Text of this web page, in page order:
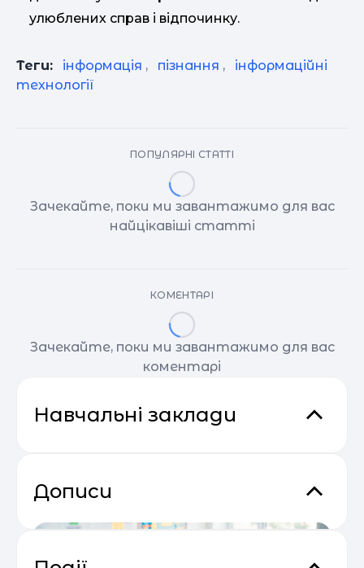
улюблених справ і відпочинку.
Теги: інформація , пізнання ,
інформаційні
технології
ПОПУЛЯРНІ СТАТТІ
Зачекайте, поки ми завантажимо для вас
найцікавіші статті
КОМЕНТАРІ
Зачекайте, поки ми завантажимо для вас
коментарі
Навчальні заклади
Дописи